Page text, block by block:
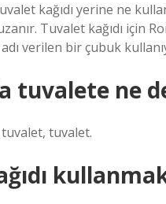
kağıdı yerine ne
Tuvalet kağıdı için
verilen bir çubuk
tuvalete ne
tuvalet.
kullanmak